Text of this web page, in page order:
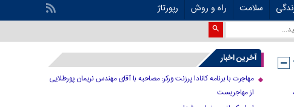
سلامت راه و روش رپورتاژ
آخرین اخبار
مهاجرت با برنامه کانادا پرزنت ورکر: مصاحبه با آقای مهندس نریمان پورطلایی
از مهاجریست